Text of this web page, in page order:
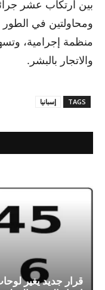
بين ارتكاب عشر
ومحاولتين في الطور
منظمة إجرامية،
والاتجار بالبشر.
TAGS إسبانيا
قرار جديد يغير